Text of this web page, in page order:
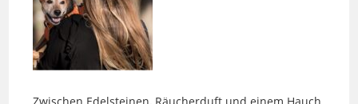
Zwischen Edelsteinen, Räucherduft und einem Hauch